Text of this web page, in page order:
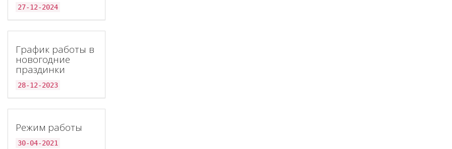
27-12-2024
График работы в
новогодние
праздинки
28-12-2023
Режим работы
30-04-2021